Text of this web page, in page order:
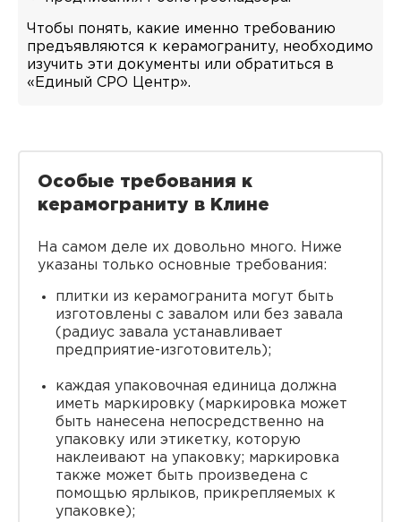
Чтобы понять, какие именно требованию
предъявляются к керамограниту, необходимо
изучить эти документы или обратиться в
«Единый СРО Центр».
Особые требования к
керамограниту в Клине
На самом деле их довольно много. Ниже
указаны только основные требования:
плитки из керамогранита могут быть
изготовлены с завалом или без завала
(радиус завала устанавливает
предприятие-изготовитель);
каждая упаковочная единица должна
иметь маркировку (маркировка может
быть нанесена непосредственно на
упаковку или этикетку, которую
наклеивают на упаковку; маркировка
также может быть произведена с
помощью ярлыков, прикрепляемых к
упаковке);